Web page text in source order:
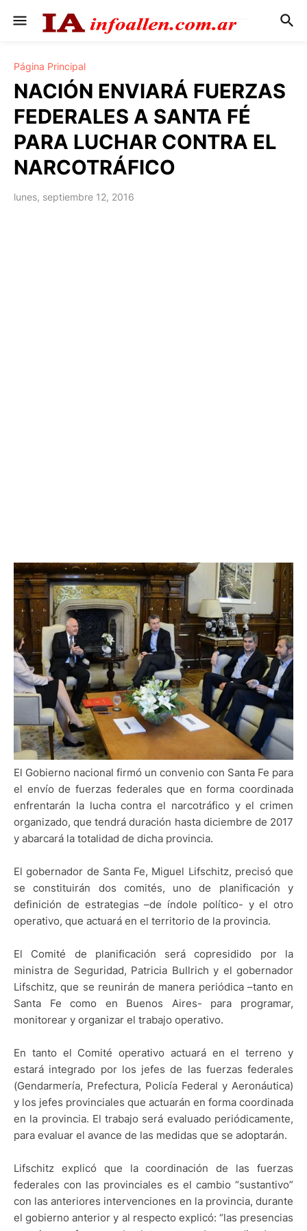
Página Principal
NACIÓN ENVIARÁ FUERZAS
FEDERALES A SANTA FÉ
PARA LUCHAR CONTRA EL
NARCOTRÁFICO
lunes, septiembre 12, 2016
El Gobierno nacional firmó un convenio con Santa Fe para
el envío de fuerzas federales que en forma coordinada
enfrentarán la lucha contra el narcotráfico y el crimen
organizado, que tendrá duración hasta diciembre de 2017
y abarcará la totalidad de dicha provincia.
El gobernador de Santa Fe, Miguel Lifschitz, precisó que
se constituirán dos comités, uno de planificación y
definición de estrategias –de índole político- y el otro
operativo, que actuará en el territorio de la provincia.
El Comité de planificación será copresidido por la
ministra de Seguridad, Patricia Bullrich y el gobernador
Lifschitz, que se reunirán de manera periódica –tanto en
Santa Fe como en Buenos Aires- para programar,
monitorear y organizar el trabajo operativo.
En tanto el Comité operativo actuará en el terreno y
estará integrado por los jefes de las fuerzas federales
(Gendarmería, Prefectura, Policía Federal y Aeronáutica)
y los jefes provinciales que actuarán en forma coordinada
en la provincia. El trabajo será evaluado periódicamente,
para evaluar el avance de las medidas que se adoptarán.
Lifschitz explicó que la coordinación de las fuerzas
federales con las provinciales es el cambio “sustantivo”
con las anteriores intervenciones en la provincia, durante
el gobierno anterior y al respecto explicó: “las presencias